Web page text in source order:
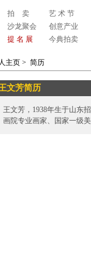
拍 卖
沙龙聚会
提 名 展
艺 术 节
创意产业
今典拍卖
主页 > 简历
文芳简历
王文芳，1938年生于山东
画院专业画家、国家一级